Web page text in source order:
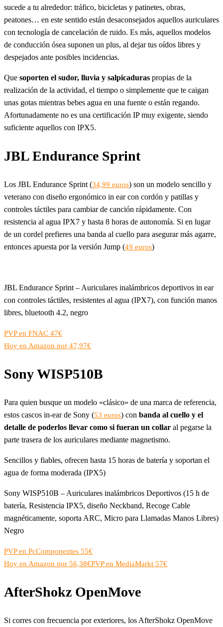
sucede a tu alrededor: tráfico, bicicletas y patinetes, obras,
peatones… en este sentido están desaconsejados aquellos auriculares
con tecnología de cancelación de ruido. Es más, aquellos modelos
de conducción ósea suponen un plus, al dejar tus oídos libres y
despejados ante posibles incidencias.
Que soporten el sudor, lluvia y salpicaduras propias de la
realización de la actividad, el tiempo o simplemente que te caigan
unas gotas mientras bebes agua en una fuente o están regando.
Afortunadamente no es una certificación IP muy exigente, siendo
suficiente aquellos con IPX5.
JBL Endurance Sprint
Los JBL Endurance Sprint (34,99 euros) son un modelo sencillo y
veterano con diseño ergonómico in ear con cordón y patillas y
controles táctiles para cambiar de canción rápidamente. Con
resistencia al agua IPX7 y hasta 8 horas de autonomía. Si en lugar
de un cordel prefieres una banda al cuello para asegurar más agarre,
entonces apuesta por la versión Jump (49 euros)
JBL Endurance Sprint – Auriculares inalámbricos deportivos in ear
con controles táctiles, resistentes al agua (IPX7), con función manos
libres, bluetooth 4.2, negro
PVP en FNAC 47€
Hoy en Amazon por 47,97€
Sony WISP510B
Para quien busque un modelo «clásico» de una marca de referencia,
estos cascos in-ear de Sony (53 euros) con banda al cuello y el
detalle de poderlos llevar como si fueran un collar al pegarse la
parte trasera de los auriculares mediante magnetismo.
Sencillos y fiables, ofrecen hasta 15 horas de batería y soportan el
agua de forma moderada (IPX5)
Sony WISP510B – Auriculares inalámbricos Deportivos (15 h de
batería, Resistencia IPX5, diseño Neckband, Recoge Cable
magnéticamente, soporta ARC, Micro para Llamadas Manos Libres)
Negro
PVP en PcComponentes 55€
Hoy en Amazon por 56,38€PVP en MediaMarkt 57€
AfterShokz OpenMove
Si corres con frecuencia por exteriores, los AfterShokz OpenMove